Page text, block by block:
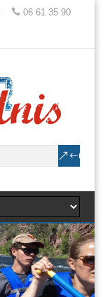
06 61 35 90